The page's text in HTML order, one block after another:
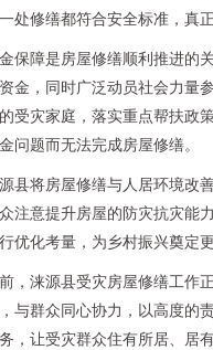
处修缮都符合安全标准，真正
保障是房屋修缮顺利推进的
金，同时广泛动员社会力量
受灾家庭，落实重点帮扶政
问题而无法完成房屋修缮。
县将房屋修缮与人居环境改
注意提升房屋的防灾抗灾能
优化考量，为乡村振兴奠定
，涞源县受灾房屋修缮工作
与群众同心协力，以高度的
，让受灾群众住有所居、居